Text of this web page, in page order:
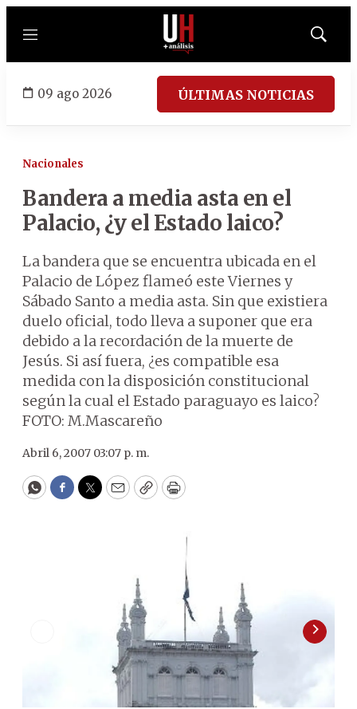
Menú
Mostrar
09 ago 2026 ÚLTIMAS NOTICIAS
Nacionales
Bandera a media asta en el
Palacio, ¿y el Estado laico?
La bandera que se encuentra ubicada en el
Palacio de López flameó este Viernes y
Sábado Santo a media asta. Sin que existiera
duelo oficial, todo lleva a suponer que era
debido a la recordación de la muerte de
Jesús. Si así fuera, ¿es compatible esa
medida con la disposición constitucional
según la cual el Estado paraguayo es laico?
FOTO: M.Mascareño
Abril 6, 2007 03:07 p. m.
WhatsApp
Facebook
Twitter
EmailCopyPrint